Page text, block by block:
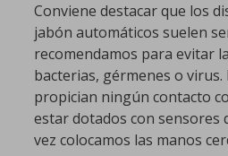
Conviene destacar que los
jabón automáticos suelen
recomendamos para evitar
bacterias, gérmenes o virus.
propician ningún contacto
estar dotados con sensores
vez colocamos las manos